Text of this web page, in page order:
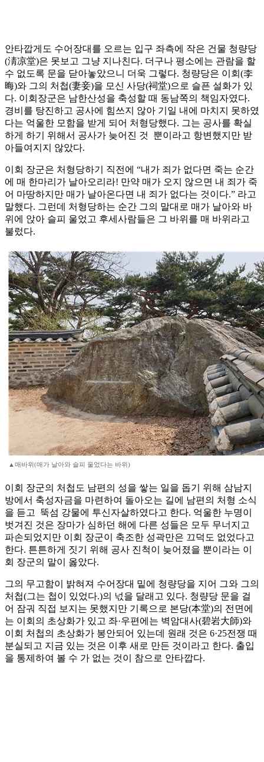
안타깝게도 수어장대를 오르는 입구 좌측에 작은 건물 청량당
(淸凉堂)은 못보고 그냥 지나친다. 더구나 평소에는 관람을 할
수 없도록 문을 닫아놓았으니 더욱 그렇다. 청량당은 이회(李
晦)와 그의 처첩(妻妾)을 모신 사당(祠堂)으로 슬픈 설화가 있
다. 이회장군은 남한산성을 축성할 때 동남쪽의 책임자였다.
경비를 탕진하고 공사에 힘쓰지 않아 기일 내에 마치지 못하였
다는 억울한 모함을 받게 되어 처형당했다. 그는 공사를 확실
하게 하기 위해서 공사가 늦어진 것 뿐이라고 항변했지만 받
아들여지지 않았다.
이회 장군은 처형당하기 직전에 “내가 죄가 없다면 죽는 순간
에 매 한마리가 날아오리라! 만약 매가 오지 않으면 내 죄가 죽
어 마땅하지만 매가 날아온다면 내 죄가 없다는 것이다.” 라고
말했다. 그런데 처형당하는 순간 그의 말대로 매가 날아와 바
위에 앉아 슬피 울었고 후세사람들은 그 바위를 매 바위라고
불렀다.
▲매바위(매가 날아와 슬피 울었다는 바위)
이회 장군의 처첩도 남편의 성을 쌓는 일을 돕기 위해 삼남지
방에서 축성자금을 마련하여 돌아오는 길에 남편의 처형 소식
을 듣고 뚝섬 강물에 투신자살하였다고 한다. 억울한 누명이
벗겨진 것은 장마가 심하던 해에 다른 성들은 모두 무너지고
파손되었지만 이회 장군이 축조한 성곽만은 끄덕도 없었다고
한다. 튼튼하게 짓기 위해 공사 진척이 늦어졌을 뿐이라는 이
회 장군의 말이 옳았다.
그의 무고함이 밝혀져 수어장대 밑에 청량당을 지어 그와 그의
처첩(그는 첩이 있었다.)의 넋을 달래고 있다. 청량당 문을 걸
어 잠궈 직접 보지는 못했지만 기록으로 본당(本堂)의 전면에
는 이회의 초상화가 있고 좌·우편에는 벽암대사(碧岩大師)와
이회 처첩의 초상화가 봉안되어 있는데 원래 것은 6·25전쟁 때
분실되고 지금 있는 것은 이후 새로 만든 것이라고 한다. 출입
을 통제하여 볼 수 가 없는 것이 참으로 안타깝다.